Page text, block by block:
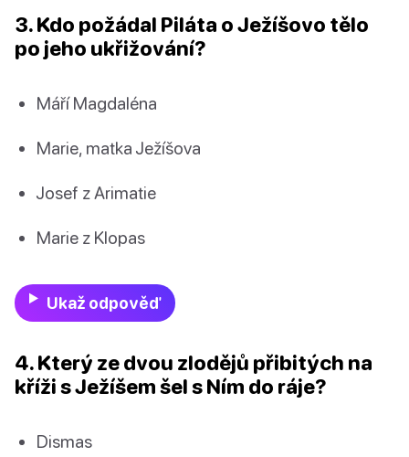
3. Kdo požádal Piláta o Ježíšovo tělo
po jeho ukřižování?
Máří Magdaléna
Marie, matka Ježíšova
Josef z Arimatie
Marie z Klopas
Ukaž odpověď
4. Který ze dvou zlodějů přibitých na
kříži s Ježíšem šel s Ním do ráje?
Dismas